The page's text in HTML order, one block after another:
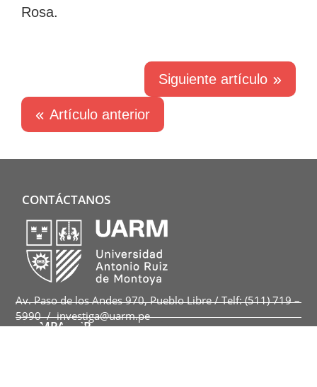
Rosa.
Siguiente artículo
Artículo anterior
CONTÁCTANOS
Av. Paso de los Andes 970, Pueblo Libre / Telf: (511) 719 –
5990 / investiga@uarm.pe
COMPARTIR